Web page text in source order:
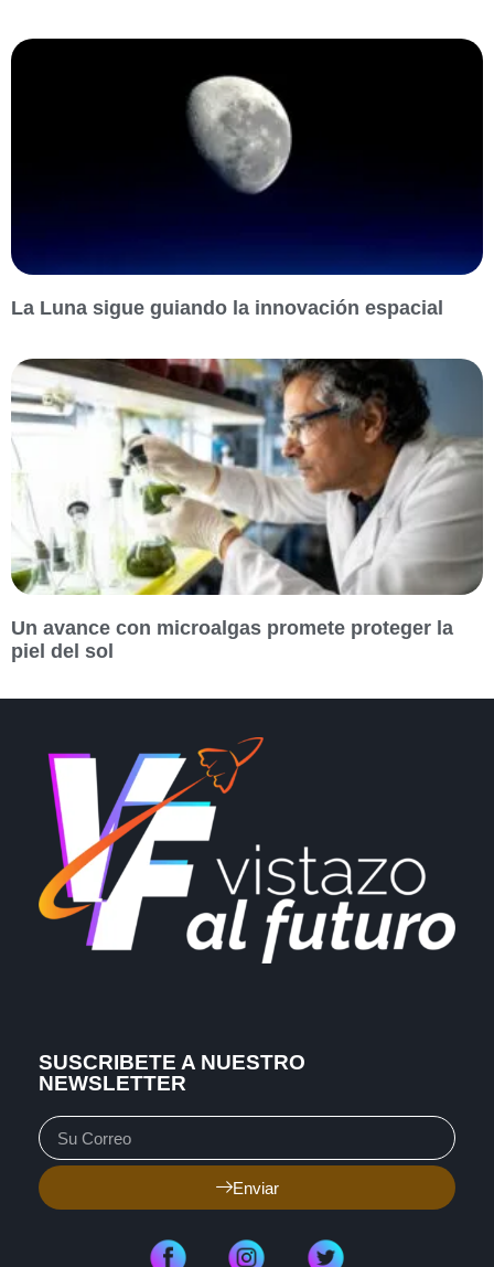
La Luna sigue guiando la innovación espacial
Un avance con microalgas promete proteger la
piel del sol
SUSCRIBETE A NUESTRO
NEWSLETTER
Enviar